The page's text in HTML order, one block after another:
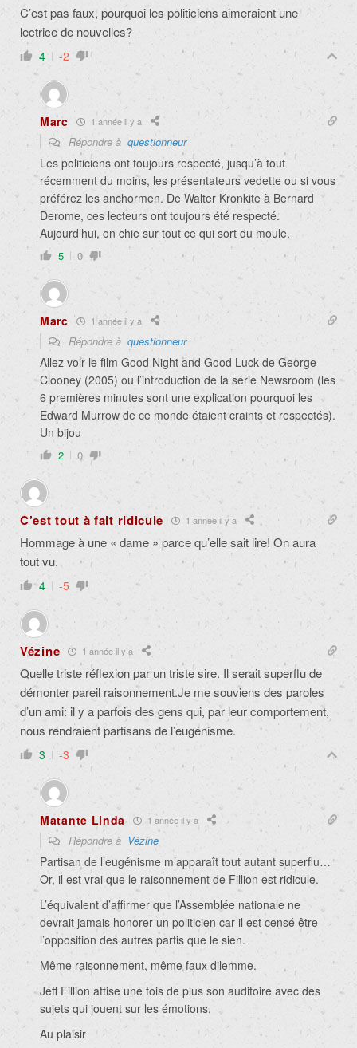
C’est pas faux, pourquoi les politiciens aimeraient une
lectrice de nouvelles?
4 -2
Marc 1 année il y a
Répondre à questionneur
Les politiciens ont toujours respecté, jusqu’à tout
récemment du moins, les présentateurs vedette ou si vous
préférez les anchormen. De Walter Kronkite à Bernard
Derome, ces lecteurs ont toujours été respecté.
Aujourd’hui, on chie sur tout ce qui sort du moule.
5 0
Marc 1 année il y a
Répondre à questionneur
Allez voir le film Good Night and Good Luck de George
Clooney (2005) ou l’introduction de la série Newsroom (les
6 premières minutes sont une explication pourquoi les
Edward Murrow de ce monde étaient craints et respectés).
Un bijou
2 0
C’est tout à fait ridicule 1 année il y a
Hommage à une « dame » parce qu’elle sait lire! On aura
tout vu.
4 -5
Vézine 1 année il y a
Quelle triste réflexion par un triste sire. Il serait superflu de
démonter pareil raisonnement.Je me souviens des paroles
d’un ami: il y a parfois des gens qui, par leur comportement,
nous rendraient partisans de l’eugénisme.
3 -3
Matante Linda 1 année il y a
Répondre à Vézine
Partisan de l’eugénisme m’apparaît tout autant superflu…
Or, il est vrai que le raisonnement de Fillion est ridicule.
L’équivalent d’affirmer que l’Assemblée nationale ne
devrait jamais honorer un politicien car il est censé être
l’opposition des autres partis que le sien.
Même raisonnement, même faux dilemme.
Jeff Fillion attise une fois de plus son auditoire avec des
sujets qui jouent sur les émotions.
Au plaisir